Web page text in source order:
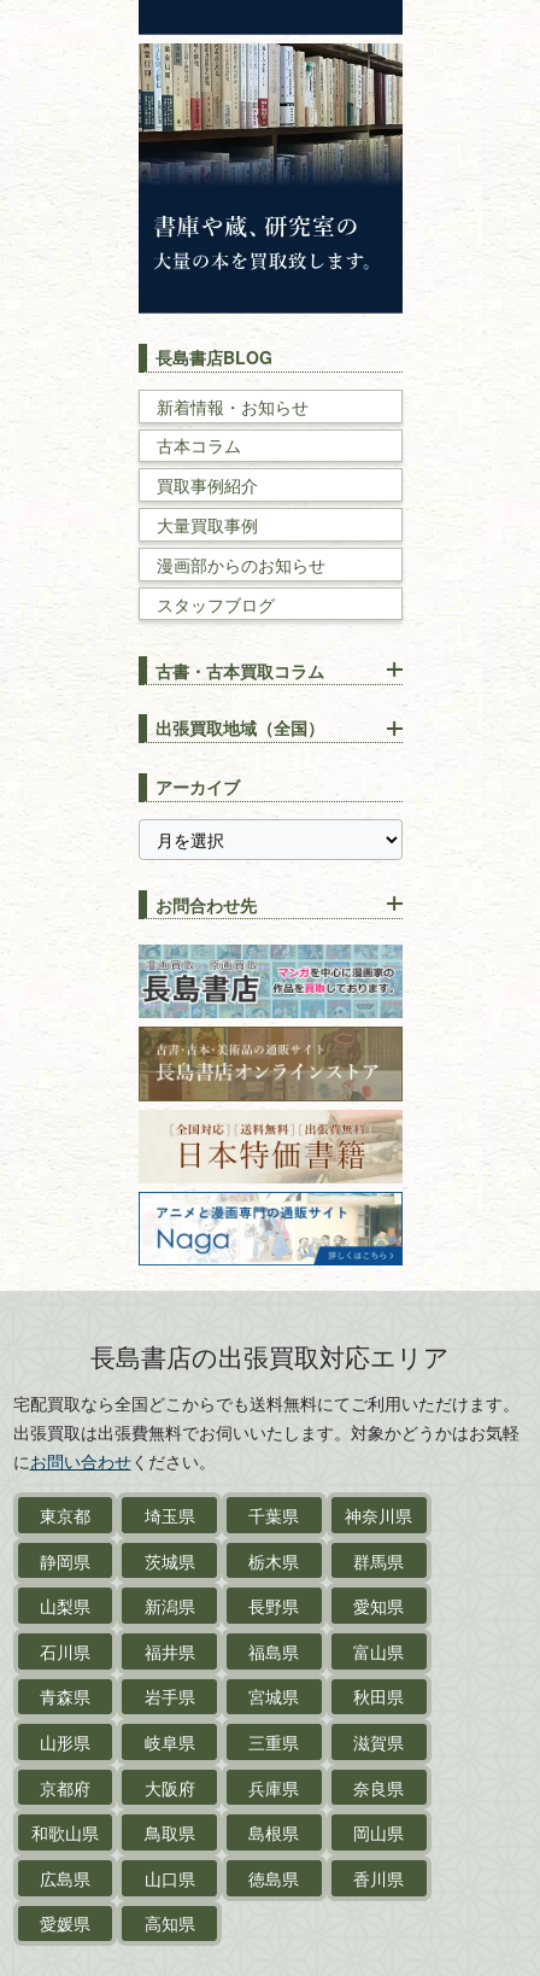
心理学・倫理学
仏教書
神道・神社仏閣
イスラム教
キリスト教
戦記・戦史
国文学・
理工書
数学書・物理学書
建築書
漢方・鍼灸・東洋医学
易学・占い
スピリチュアル・
全集・
趣味・教養
書道
拓本・法帖・碑帖
篆刻・印譜
書道具
美術書・アート本・
デザイン本
カメラ・撮影術
版画・リトグラフ・
刀剣・鎧・甲冑
武道書・武術書
近代文学・
サイン色紙
作家草稿・原稿・肉筆物
探偵小説・推理小説
乗物
鉄道・
電車・バス
戦前・戦中の紙物・資料
絵葉書
支那・満洲・朝鮮・
台湾関係古資料
ポスター・チラシ・
長島書店BLOG
新着情報・お知らせ
古本コラム
買取事例紹介
大量買取事例
漫画部からのお知らせ
スタッフブログ
古書・古本買取コラム
【出張買取】古本の大量買取
りOK！効率的に売る方法
宅配買取は古本を送るだけ！
長島書店の便利な買取サービ
ス
【持ち込み買取】店頭で簡単
に古本を売るメリットとは？
上手な売り方のコツを解説
古本の保管方法と劣化する原
因！適切な管理で長持ちさせ
るコツ
古本は汚れていると買取でき
ない？適切な保管方法とクリ
ーニング！
ISBNコードとは？書籍の識別
番号の意味と役割を解説
価値ある古書を売るポイント
と注意点
出張買取地域（全国）
東京都
千葉県
神奈川県
静岡県
山梨県
新潟県
長野県
愛知県
石川県
福井県
福島県
富山県
青森県
岩手県
宮城県
秋田県
山形県
岐阜県
三重県
滋賀県
京都府
大阪府
兵庫県
奈良県
島根県
岡山県
徳島県
香川県
愛媛県
アーカイブ
お問合わせ先
古本買取専門店 長島書店
〒101-0051
東京都千代田区神田神保町2-5-1
フリーダイヤル：0120-414-548
電話：03-3512-8115
FAX：03-3512-8116
古物商許可：東京都公安委員会 第
301028901712号
古物商名称：有限会社長島書店
長島書店の出張買取対応エリア
宅配買取なら全国どこからでも送料無料にてご利用いただけます。
出張買取は出張費無料でお伺いいたします。対象かどうかはお気軽
にお問い合わせください。
東京都 埼玉県 千葉県
神奈川県
静岡県
茨城県 栃木県
群馬県
山梨県
新潟県 長野県
愛知県
石川県
福井県 福島県
富山県
青森県
岩手県 宮城県
秋田県
山形県
岐阜県 三重県
滋賀県
京都府
大阪府 兵庫県
奈良県
和歌山県
鳥取県 島根県
岡山県
広島県
山口県 徳島県
香川県
愛媛県
高知県